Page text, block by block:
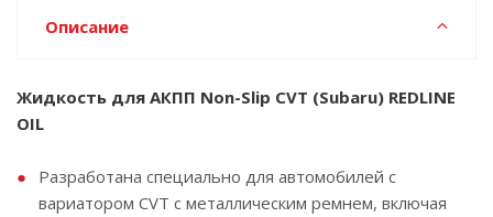
Описание
Жидкость для АКПП Non-Slip CVT (Subaru) REDLINE
OIL
Разработана специально для автомобилей с
вариатором CVT с металлическим ремнем, включая